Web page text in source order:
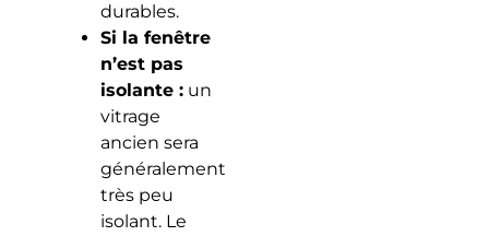
durables.
Si la fenêtre
n’est pas
isolante :un
vitrage
ancien sera
généralement
très peu
isolant. Le